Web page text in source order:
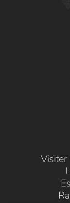
Visiter